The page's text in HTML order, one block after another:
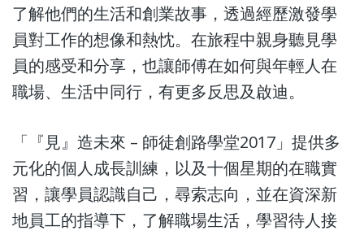
了解他們的生活和創業故事，透過經歷激發學
員對工作的想像和熱忱。在旅程中親身聽見學
員的感受和分享，也讓師傅在如何與年輕人在
職場、生活中同行，有更多反思及啟迪。
「『見』造未來 – 師徒創路學堂2017」提供多
元化的個人成長訓練，以及十個星期的在職實
習，讓學員認識自己，尋索志向，並在資深新
地員工的指導下，了解職場生活，學習待人接